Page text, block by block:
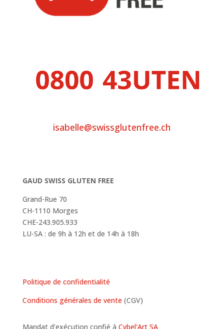
isabelle@swissglutenfree.ch
GAUD SWISS GLUTEN FREE
Grand-Rue 70
CH-1110 Morges
CHE-243.905.933
LU-SA : de 9h à 12h et de 14h à 18h
Politique de confidentialité
Conditions générales de vente (CGV)
Mandat d’exécution confié à Cybel'Art SA